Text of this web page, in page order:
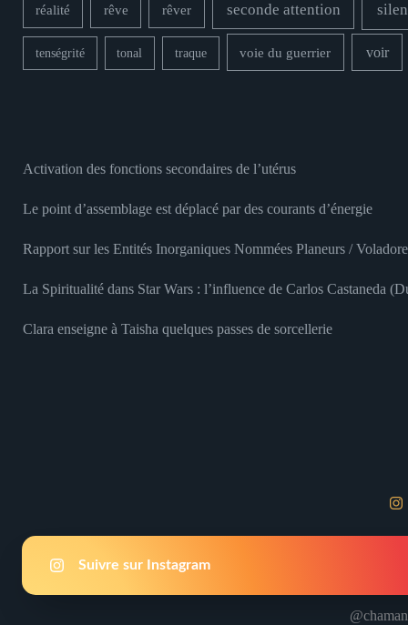
réalité rêve rêver seconde attention
tenségrité tonal traque voie du guerrier voir
Activation des fonctions secondaires de l’utérus
Le point d’assemblage est déplacé par des courants d’énergie
Rapport sur les Entités Inorganiques Nommées Planeurs /
La Spiritualité dans Star Wars : l’influence de Carlos Castaneda
Clara enseigne à Taisha quelques passes de sorcellerie
Suivre sur Instagram